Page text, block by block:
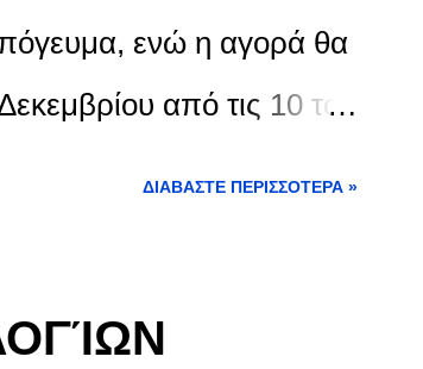
ενώ η αγορά θα
από τις 10 το
κλειστή, ενώ την
ΔΙΑΒΆΣΤΕ ΠΕΡΙΣΣΌΤΕΡΑ »